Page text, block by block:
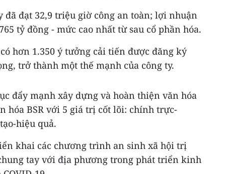
đã đạt 32,9 triệu giờ công an toàn; lợi nhuận
tỷ đồng - mức cao nhất từ sau cổ phần hóa.
hơn 1.350 ý tưởng cải tiến được đăng ký
trở thành một thế mạnh của công ty.
đẩy mạnh xây dựng và hoàn thiện văn hóa
hóa BSR với 5 giá trị cốt lõi: chính trực-
hiệu quả.
khai các chương trình an sinh xã hội trị
tay với địa phương trong phát triển kinh